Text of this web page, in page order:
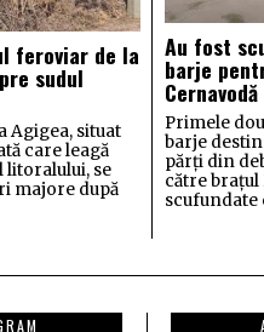
feroviar de la
sudul
Agigea, situat
care leagă
litoralului, se
majore după
Au fost
barje
Cernavodă
Primele
barje
părți din
către brațul